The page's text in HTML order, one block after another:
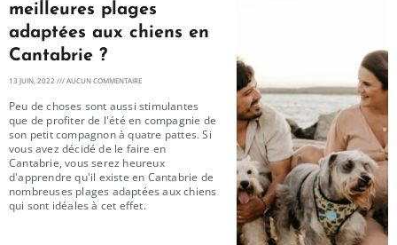
meilleures plages
adaptées aux chiens en
Cantabrie ?
13 JUIN, 2022 AUCUN COMMENTAIRE
Peu de choses sont aussi stimulantes
que de profiter de l'été en compagnie de
son petit compagnon à quatre pattes. Si
vous avez décidé de le faire en
Cantabrie, vous serez heureux
d'apprendre qu'il existe en Cantabrie de
nombreuses plages adaptées aux chiens
qui sont idéales à cet effet.